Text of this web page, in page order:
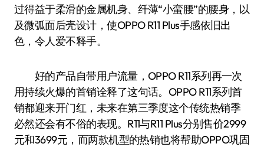
过得益于柔滑的金属机身、纤薄“小蛮腰”的腰身，以
及微弧面后壳设计，使OPPO R11 Plus手感依旧出
色，令人爱不释手。
好的产品自带用户流量，OPPO R11系列再一次
用持续火爆的首销诠释了这句话。OPPO R11系列首
销都迎来开门红，未来在第三季度这个传统热销季
必然还会有不俗的表现。R11与R11 Plus分别售价2999
元和3699元，而两款机型的热销也将帮助OPPO巩固